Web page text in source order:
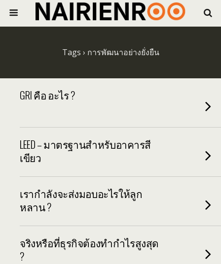
Tags › การพัฒนาอย่างยั่งยืน
GRI คือ อะไร ?
LEED – มาตรฐานสำหรับอาคารสี
เขียว
เรากำลังจะส่งมอบอะไรให้ลูก
หลาน ?
จริงหรือที่ธุรกิจต้องทำกำไรสูงสุด
?